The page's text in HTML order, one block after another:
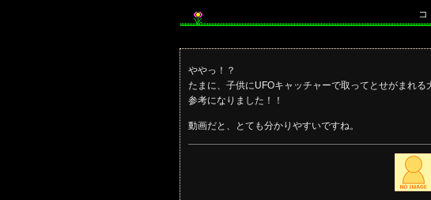
コ
ややっ！？
たまに、子供にUFOキャッチャーで取ってとせがまれ
参考になりました！！
動画だと、とても分かりやすいですね。